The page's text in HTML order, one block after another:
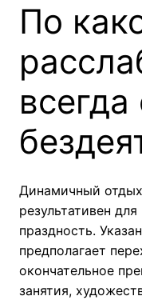
По
всегда
Динамичный
результативен
праздность.
предполагает
окончательное
занятия,